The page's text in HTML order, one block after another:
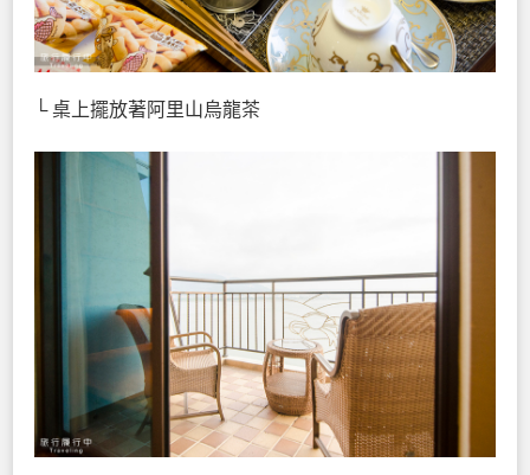
└ 桌上擺放著阿里山烏龍茶